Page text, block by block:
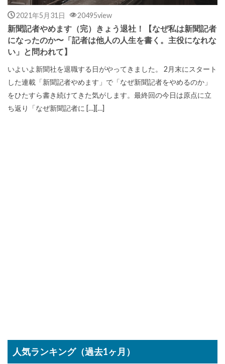
2021年5月31日 20495view
新聞記者やめます（完）きょう退社！【なぜ私は新聞記者
になったのか〜「記者は他人の人生を書く。主役になれな
い」と問われて】
いよいよ新聞社を退職する日がやってきました。 2月末にスタート
した連載「新聞記者やめます」で「なぜ新聞記者をやめるのか」
をひたすら書き続けてきた気がします。最終回の今日は原点に立
ち返り「なぜ新聞記者に […][…]
人気ランキング（過去1ヶ月）